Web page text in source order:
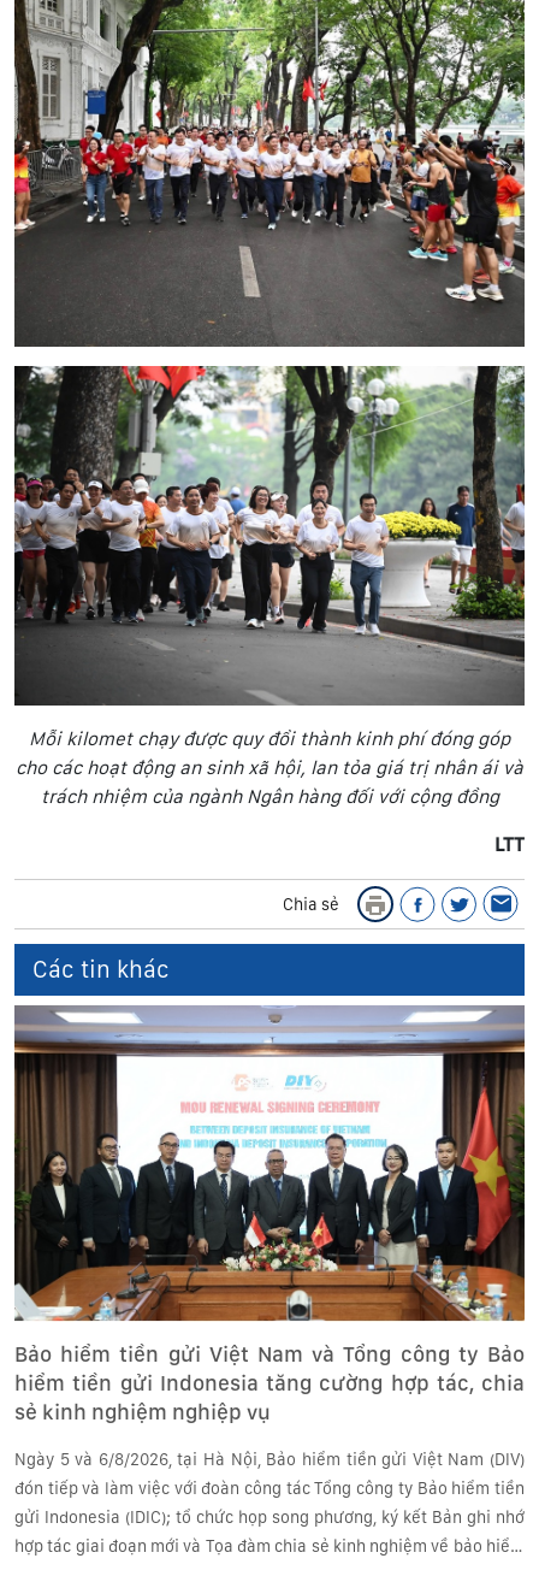
Mỗi kilomet chạy được quy đổi thành kinh phí đóng góp
cho các hoạt động an sinh xã hội, lan tỏa giá trị nhân ái và
trách nhiệm của ngành Ngân hàng đối với cộng đồng
LTT
Chia sẻ
Các tin khác
Bảo hiểm tiền gửi Việt Nam và Tổng công ty Bảo
hiểm tiền gửi Indonesia tăng cường hợp tác, chia
sẻ kinh nghiệm nghiệp vụ
Ngày 5 và 6/8/2026, tại Hà Nội, Bảo hiểm tiền gửi Việt Nam (DIV)
đón tiếp và làm việc với đoàn công tác Tổng công ty Bảo hiểm tiền
gửi Indonesia (IDIC); tổ chức họp song phương, ký kết Bản ghi nhớ
hợp tác giai đoạn mới và Tọa đàm chia sẻ kinh nghiệm về bảo hiểm